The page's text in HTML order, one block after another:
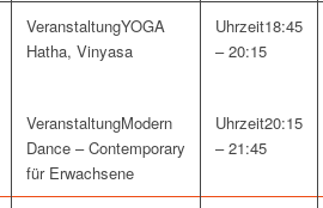
YOGA
Hatha, Vinyasa
18:45
– 20:15
Modern
Dance – Contemporary
für Erwachsene
20:15
– 21:45